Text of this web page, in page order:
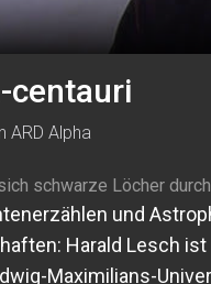
centauri
ARD Alpha
schwarze Löcher
und
Harald Lesch
Maximilians-